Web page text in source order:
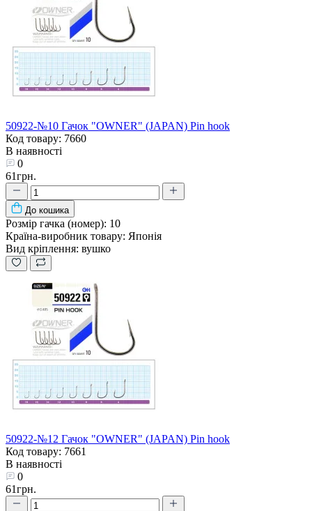
50922-№10 Гачок "OWNER" (JAPAN) Pin hook
Код товару: 7660
В наявності
0
61грн.
До кошика
Розмір гачка (номер): 10
Країна-виробник товару: Японія
Вид кріплення: вушко
50922-№12 Гачок "OWNER" (JAPAN) Pin hook
Код товару: 7661
В наявності
0
61грн.